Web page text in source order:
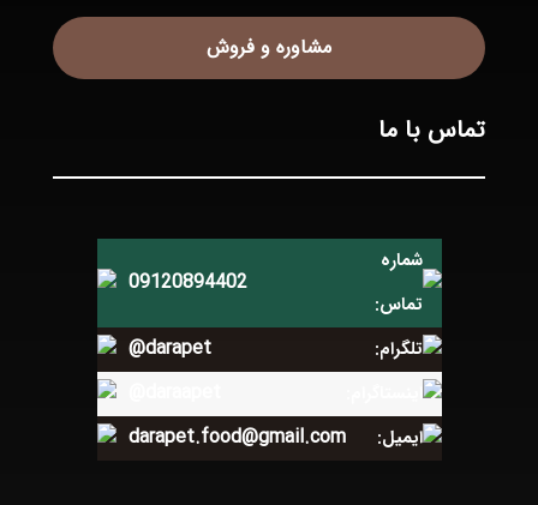
مشاوره و فروش
تماس با ما
شماره
تماس:
09120894402
تلگرام: @darapet
ایمیل: darapet.food@gmail.com